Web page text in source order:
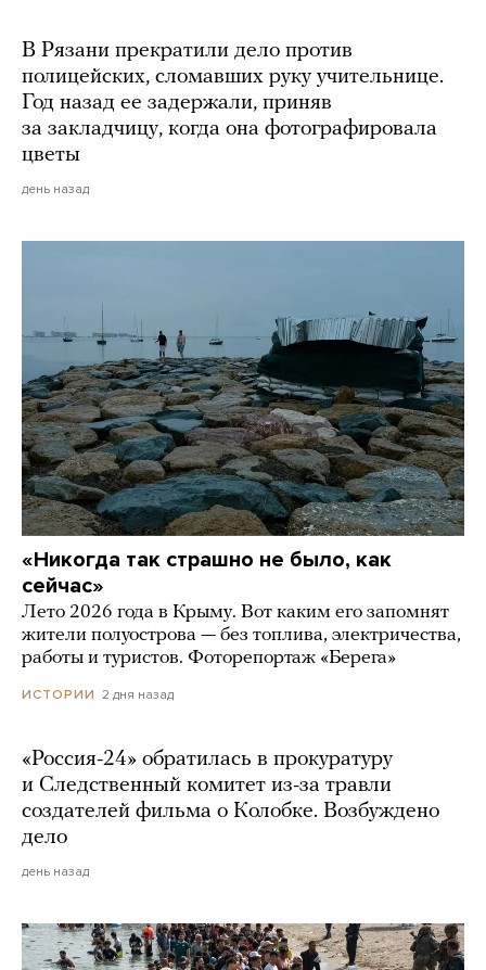
В Рязани прекратили дело против
полицейских, сломавших руку учительнице.
Год назад ее задержали, приняв
за закладчицу, когда она фотографировала
цветы
день назад
«Никогда так страшно не было, как
сейчас»
Лето 2026 года в Крыму. Вот каким его запомнят
жители полуострова — без топлива, электричества,
работы и туристов. Фоторепортаж «Берега»
ИСТОРИИ 2 дня назад
«Россия-24» обратилась в прокуратуру
и Следственный комитет из-за травли
создателей фильма о Колобке. Возбуждено
дело
день назад